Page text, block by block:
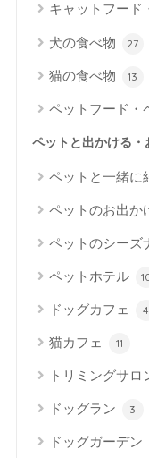
キャットフード
犬の食べ物 27
猫の食べ物 13
ペットフード・
ペットと出かける・
ペットと一緒に
ペットのお出か
ペットのシーズ
ペットホテル
ドッグカフェ 4
猫カフェ 11
トリミングサロ
ドッグラン 3
ドッグガーデン